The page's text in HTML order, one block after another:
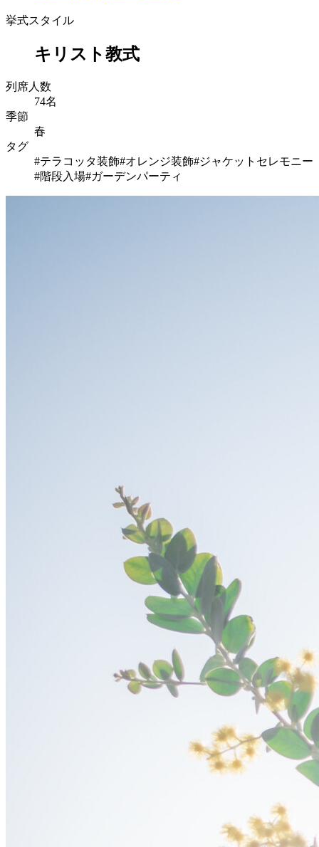
挙式スタイル
キリスト教式
列席人数
74名
季節
春
タグ
#テラコッタ装飾#オレンジ装飾#ジャケットセレモニー
#階段入場#ガーデンパーティ